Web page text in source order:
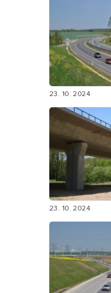
23. 10. 2024
23. 10. 2024